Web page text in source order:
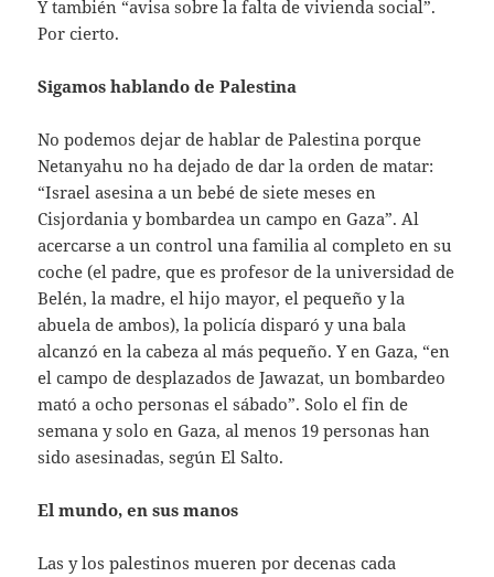
Y también “avisa sobre la falta de vivienda social”.
Por cierto.
Sigamos hablando de Palestina
No podemos dejar de hablar de Palestina porque
Netanyahu no ha dejado de dar la orden de matar:
“Israel asesina a un bebé de siete meses en
Cisjordania y bombardea un campo en Gaza”. Al
acercarse a un control una familia al completo en su
coche (el padre, que es profesor de la universidad de
Belén, la madre, el hijo mayor, el pequeño y la
abuela de ambos), la policía disparó y una bala
alcanzó en la cabeza al más pequeño. Y en Gaza, “en
el campo de desplazados de Jawazat, un bombardeo
mató a ocho personas el sábado”. Solo el fin de
semana y solo en Gaza, al menos 19 personas han
sido asesinadas, según El Salto.
El mundo, en sus manos
Las y los palestinos mueren por decenas cada